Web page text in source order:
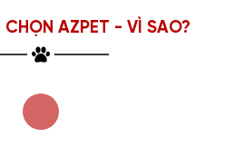
CHỌN AZPET - VÌ SAO?